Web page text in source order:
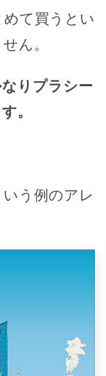
て買うとい
ん。
りプラシー
。
う例のアレ